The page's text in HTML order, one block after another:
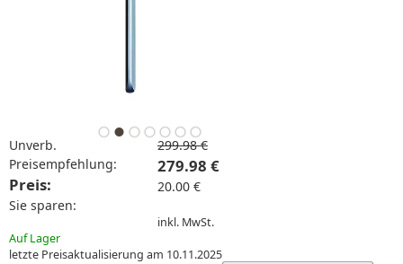
Unverb.
Preisempfehlung:
299.98 €
Preis:
279.98 €
Sie sparen:
20.00 €
inkl. MwSt.
Auf Lager
letzte Preisaktualisierung am 10.11.2025